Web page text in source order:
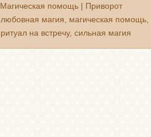
Магическая помощь | Приворот
любовная магия магическая помощь
ритуал на встречу, сильная магия